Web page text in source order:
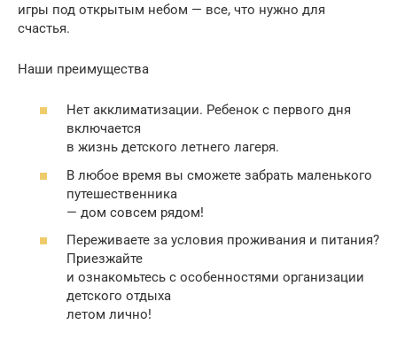
игры под открытым небом — все, что нужно для
счастья.
Наши преимущества
Нет акклиматизации. Ребенок с первого дня
включается
в жизнь детского летнего лагеря.
В любое время вы сможете забрать маленького
путешественника
— дом совсем рядом!
Переживаете за условия проживания и питания?
Приезжайте
и ознакомьтесь с особенностями организации
детского отдыха
летом лично!